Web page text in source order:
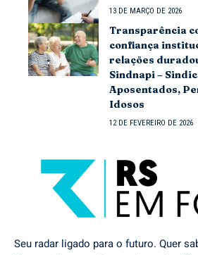
13 DE MARÇO DE 2026
Transparência
confiança
relações
Sindnapi –
Aposentados,
Idosos
12 DE FEVEREIRO DE 2026
Seu radar ligado para o futuro. Quer